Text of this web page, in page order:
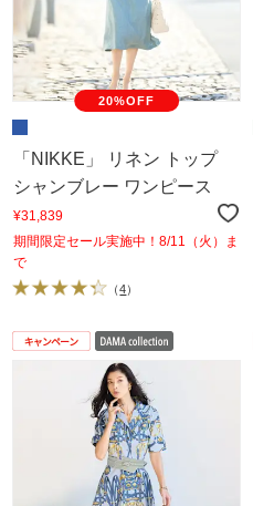
20%OFF
「NIKKE」 リネン トップ
シャンブレー ワンピース
¥31,839
期間限定セール実施中！8/11（火）ま
で
（4）